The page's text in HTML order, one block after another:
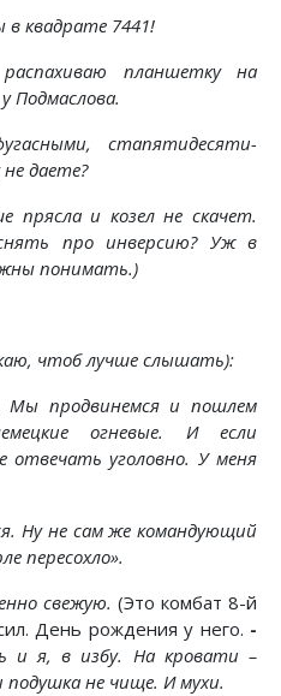
квадрате 7441!
планшетку на
Подмаслова.
стапятидесяти-
даете?
прясла и козел не скачет.
про инверсию? Уж в
понимать.)
чтоб лучше слышать):
Мы продвинемся и пошлем
огневые. И если
уголовно. У меня
Ну не сам же командующий
пересохло».
свежую. (Это комбат 8-й
День рождения у него. -
и я, в избу. На кровати –
подушка не чище. И мухи.